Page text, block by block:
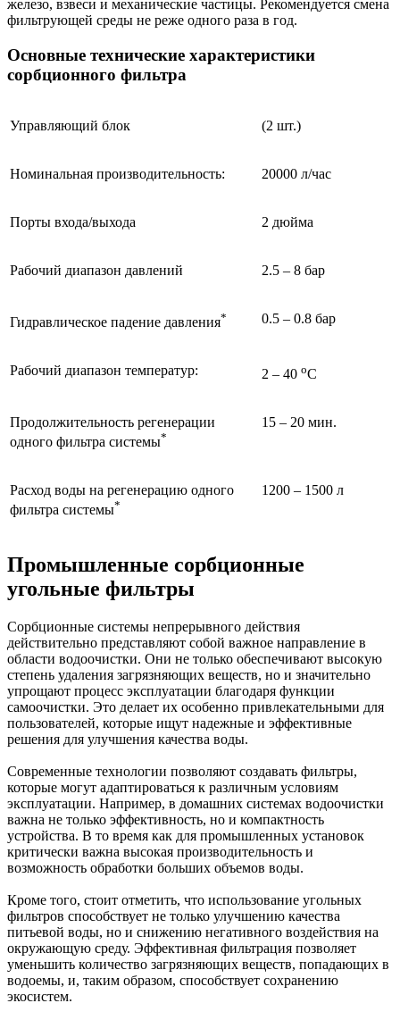
железо, взвеси и механические частицы. Рекомендуется смена
фильтрующей среды не реже одного раза в год.
Основные технические характеристики
сорбционного фильтра
Управляющий блок (2 шт.)
Номинальная производительность: 20000 л/час
Порты входа/выхода 2 дюйма
Рабочий диапазон давлений 2.5 – 8 бар
Гидравлическое падение давления* 0.5 – 0.8 бар
Рабочий диапазон температур: 2 – 40 oС
Продолжительность регенерации
одного фильтра системы*
15 – 20 мин.
Расход воды на регенерацию одного
фильтра системы*
1200 – 1500 л
Промышленные сорбционные
угольные фильтры
Сорбционные системы непрерывного действия
действительно представляют собой важное направление в
области водоочистки. Они не только обеспечивают высокую
степень удаления загрязняющих веществ, но и значительно
упрощают процесс эксплуатации благодаря функции
самоочистки. Это делает их особенно привлекательными для
пользователей, которые ищут надежные и эффективные
решения для улучшения качества воды.
Современные технологии позволяют создавать фильтры,
которые могут адаптироваться к различным условиям
эксплуатации. Например, в домашних системах водоочистки
важна не только эффективность, но и компактность
устройства. В то время как для промышленных установок
критически важна высокая производительность и
возможность обработки больших объемов воды.
Кроме того, стоит отметить, что использование угольных
фильтров способствует не только улучшению качества
питьевой воды, но и снижению негативного воздействия на
окружающую среду. Эффективная фильтрация позволяет
уменьшить количество загрязняющих веществ, попадающих в
водоемы, и, таким образом, способствует сохранению
экосистем.